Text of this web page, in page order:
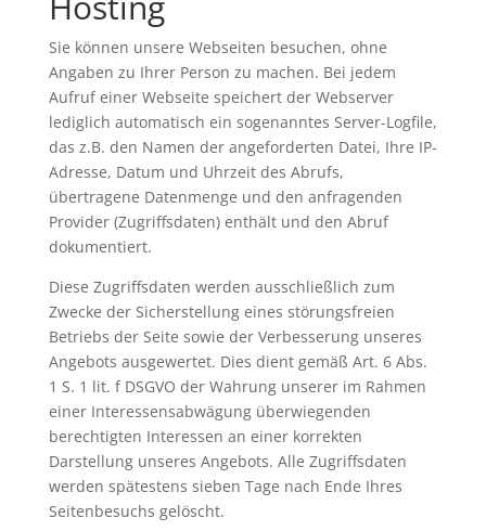
Sie können unsere Webseiten besuchen, ohne
Angaben zu Ihrer Person zu machen. Bei jedem
Aufruf einer Webseite speichert der Webserver
lediglich automatisch ein sogenanntes Server-Logfile,
das z.B. den Namen der angeforderten Datei, Ihre IP-
Adresse, Datum und Uhrzeit des Abrufs,
übertragene Datenmenge und den anfragenden
Provider (Zugriffsdaten) enthält und den Abruf
dokumentiert.
Diese Zugriffsdaten werden ausschließlich zum
Zwecke der Sicherstellung eines störungsfreien
Betriebs der Seite sowie der Verbesserung unseres
Angebots ausgewertet. Dies dient gemäß Art. 6 Abs.
1 S. 1 lit. f DSGVO der Wahrung unserer im Rahmen
einer Interessensabwägung überwiegenden
berechtigten Interessen an einer korrekten
Darstellung unseres Angebots. Alle Zugriffsdaten
werden spätestens sieben Tage nach Ende Ihres
Seitenbesuchs gelöscht.